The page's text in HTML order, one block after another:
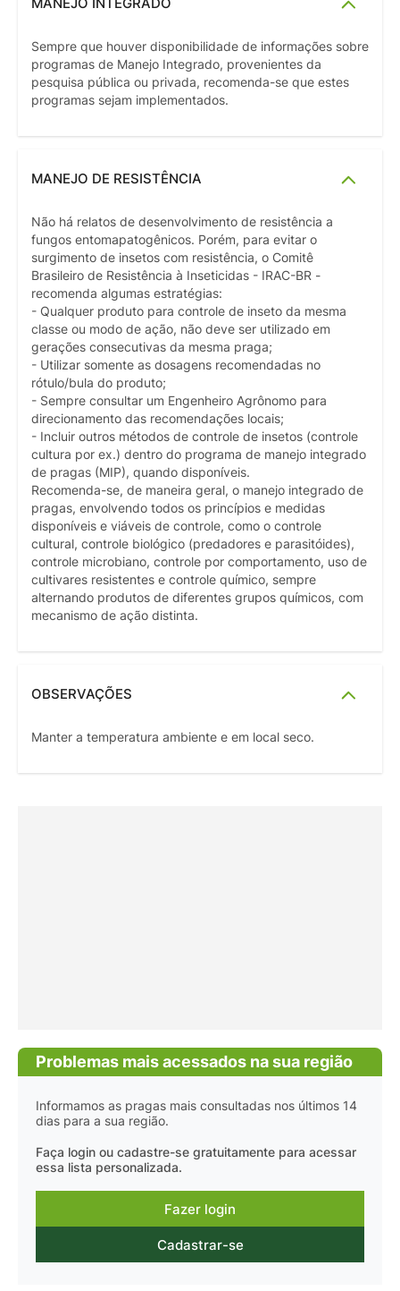
Sempre que houver disponibilidade de informações sobre
programas de Manejo Integrado, provenientes da
pesquisa pública ou privada, recomenda-se que estes
programas sejam implementados.
MANEJO DE RESISTÊNCIA
Não há relatos de desenvolvimento de resistência a
fungos entomapatogênicos. Porém, para evitar o
surgimento de insetos com resistência, o Comitê
Brasileiro de Resistência à Inseticidas - IRAC-BR -
recomenda algumas estratégias:
- Qualquer produto para controle de inseto da mesma
classe ou modo de ação, não deve ser utilizado em
gerações consecutivas da mesma praga;
- Utilizar somente as dosagens recomendadas no
rótulo/bula do produto;
- Sempre consultar um Engenheiro Agrônomo para
direcionamento das recomendações locais;
- Incluir outros métodos de controle de insetos (controle
cultura por ex.) dentro do programa de manejo integrado
de pragas (MIP), quando disponíveis.
Recomenda-se, de maneira geral, o manejo integrado de
pragas, envolvendo todos os princípios e medidas
disponíveis e viáveis de controle, como o controle
cultural, controle biológico (predadores e parasitóides),
controle microbiano, controle por comportamento, uso de
cultivares resistentes e controle químico, sempre
alternando produtos de diferentes grupos químicos, com
mecanismo de ação distinta.
OBSERVAÇÕES
Manter a temperatura ambiente e em local seco.
Problemas mais acessados na sua região
Informamos as pragas mais consultadas nos últimos 14
dias para a sua região.
Faça login ou cadastre-se gratuitamente para acessar
essa lista personalizada.
Fazer login
Cadastrar-se